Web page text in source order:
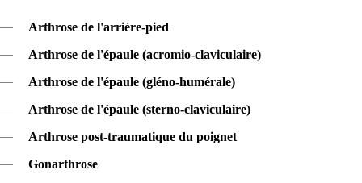
—
Arthrose de l'arrière-pied
—
Arthrose de l'épaule (acromio-claviculaire)
—
Arthrose de l'épaule (gléno-humérale)
—
Arthrose de l'épaule (sterno-claviculaire)
—
Arthrose post-traumatique du poignet
—
Gonarthrose